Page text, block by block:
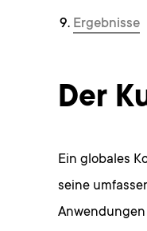
Ergebnisse
Der
Ein globales
seine